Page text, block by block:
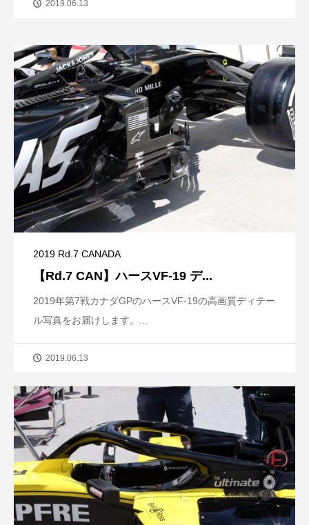
2019.06.13
2019 Rd.7 CANADA
【Rd.7 CAN】ハースVF-19 デ...
2019年第7戦カナダGPのハースVF-19の高画質ディテー
ル写真をお届けします。...
2019.06.13